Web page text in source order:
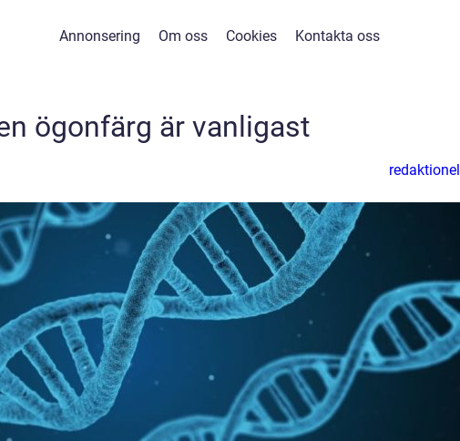
Annonsering Om oss Cookies Kontakta oss
ögonfärg är vanligast
redaktionel